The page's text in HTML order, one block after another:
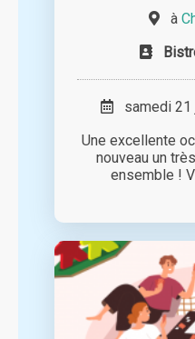
à
samedi 21
Une excellente
nouveau un
ensemble !